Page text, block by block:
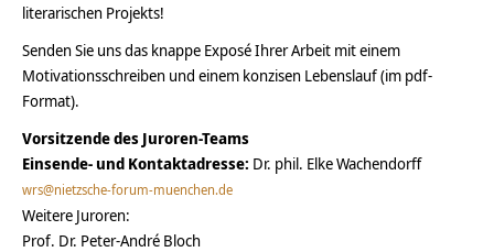
literarischen Projekts!
Senden Sie uns das knappe Exposé Ihrer Arbeit mit einem
Motivationsschreiben und einem konzisen Lebenslauf (im pdf-
Format).
Vorsitzende des Juroren-Teams
Einsende- und Kontaktadresse: Dr. phil. Elke Wachendorff
wrs@nietzsche-forum-muenchen.de
Weitere Juroren:
Prof. Dr. Peter-André Bloch